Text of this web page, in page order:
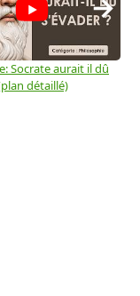
Socrate aurait il dû
détaillé)